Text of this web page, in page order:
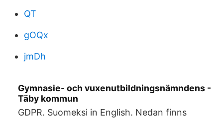
QT
gOQx
jmDh
Gymnasie- och vuxenutbildningsnämndens -
Täby kommun
GDPR. Suomeksi in English. Nedan finns